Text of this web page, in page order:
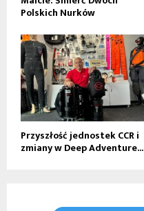
Polskich Nurków
Przyszłość jednostek CCR i
zmiany w Deep Adventure...